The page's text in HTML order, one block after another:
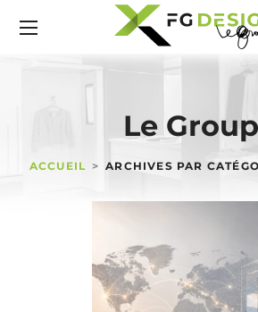
Le
ACCUEIL ARCHIVES PAR